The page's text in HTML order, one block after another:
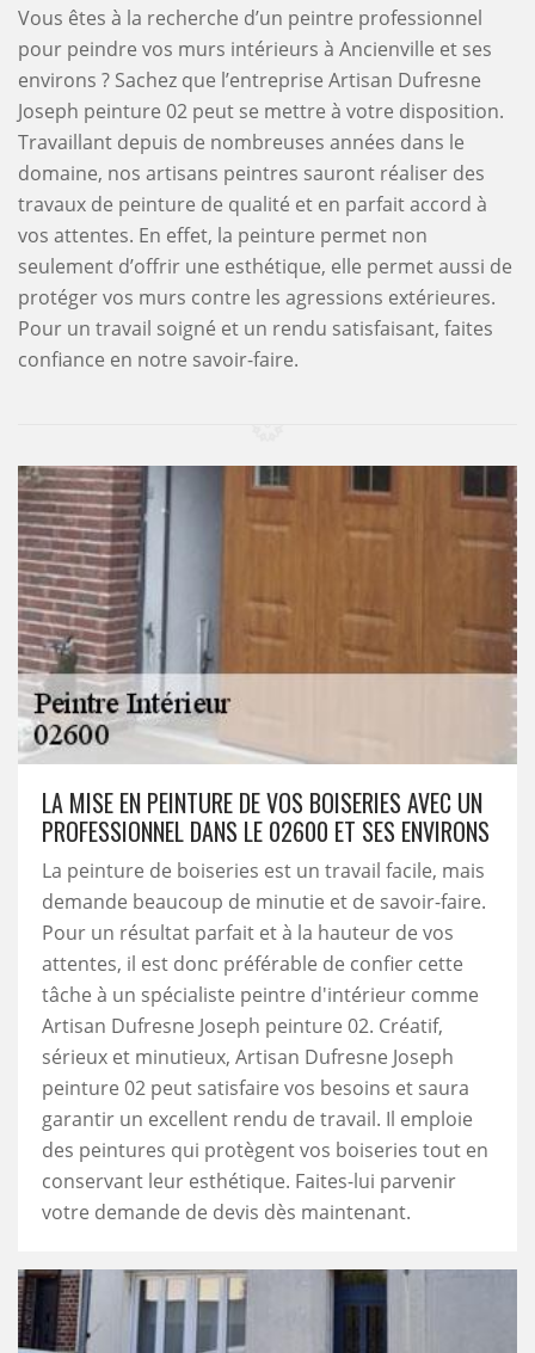
Vous êtes à la recherche d’un peintre professionnel
pour peindre vos murs intérieurs à Ancienville et ses
environs ? Sachez que l’entreprise Artisan Dufresne
Joseph peinture 02 peut se mettre à votre disposition.
Travaillant depuis de nombreuses années dans le
domaine, nos artisans peintres sauront réaliser des
travaux de peinture de qualité et en parfait accord à
vos attentes. En effet, la peinture permet non
seulement d’offrir une esthétique, elle permet aussi de
protéger vos murs contre les agressions extérieures.
Pour un travail soigné et un rendu satisfaisant, faites
confiance en notre savoir-faire.
LA MISE EN PEINTURE DE VOS BOISERIES AVEC UN
PROFESSIONNEL DANS LE 02600 ET SES ENVIRONS
La peinture de boiseries est un travail facile, mais
demande beaucoup de minutie et de savoir-faire.
Pour un résultat parfait et à la hauteur de vos
attentes, il est donc préférable de confier cette
tâche à un spécialiste peintre d'intérieur comme
Artisan Dufresne Joseph peinture 02. Créatif,
sérieux et minutieux, Artisan Dufresne Joseph
peinture 02 peut satisfaire vos besoins et saura
garantir un excellent rendu de travail. Il emploie
des peintures qui protègent vos boiseries tout en
conservant leur esthétique. Faites-lui parvenir
votre demande de devis dès maintenant.